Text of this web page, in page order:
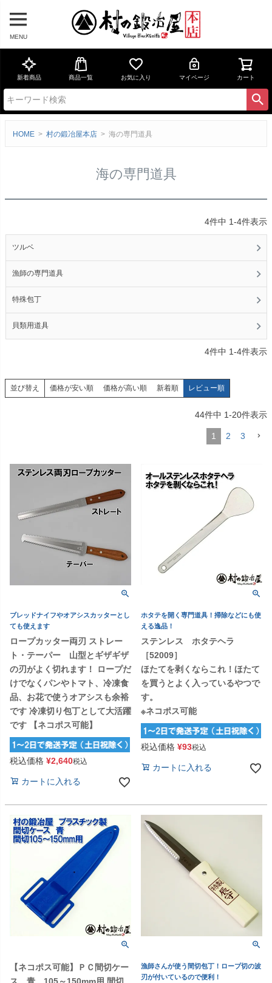
MENU
新着商品 商品一覧 お気に入り マイページ カート
HOME 村の鍛冶屋本店 海の専門道具
海の専門道具
4件中 1-4件表示
ツルベ
漁師の専門道具
特殊包丁
貝類用道具
4件中 1-4件表示
並び替え 価格が安い順 価格が高い順 新着順 レビュー順
44件中 1-20件表示
1 2 3
ブレッドナイフやオアシスカッターとし
ても使えます
ロープカッター両刃 ストレー
ト・テーパー 山型とギザギザ
の刃がよく切れます！ ロープだ
けでなくパンやトマト、冷凍食
品、お花で使うオアシスも余裕
です 冷凍切り包丁として大活躍
です 【ネコポス可能】
税込価格 ¥2,640税込
カートに入れる
ホタテを開く専門道具！掃除などにも使
える逸品！
ステンレス ホタテヘラ
［52009］
ほたてを剥くならこれ！ほたて
を買うとよく入っているやつで
す。
※ネコポス可能
税込価格 ¥93税込
カートに入れる
【ネコポス可能】ＰＣ間切ケー
漁師さんが使う間切包丁！ロープ切の波
刃が付いているので便利！